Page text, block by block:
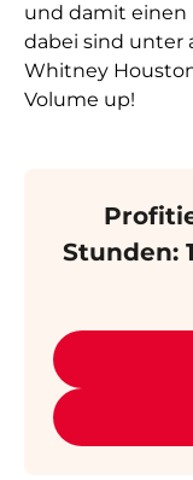
und damit einen
dabei sind unter
Whitney
Volume up!
Stunden: